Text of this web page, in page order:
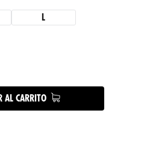
L
AL CARRITO